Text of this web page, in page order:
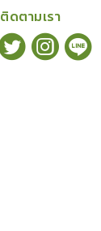
ติดตามเรา